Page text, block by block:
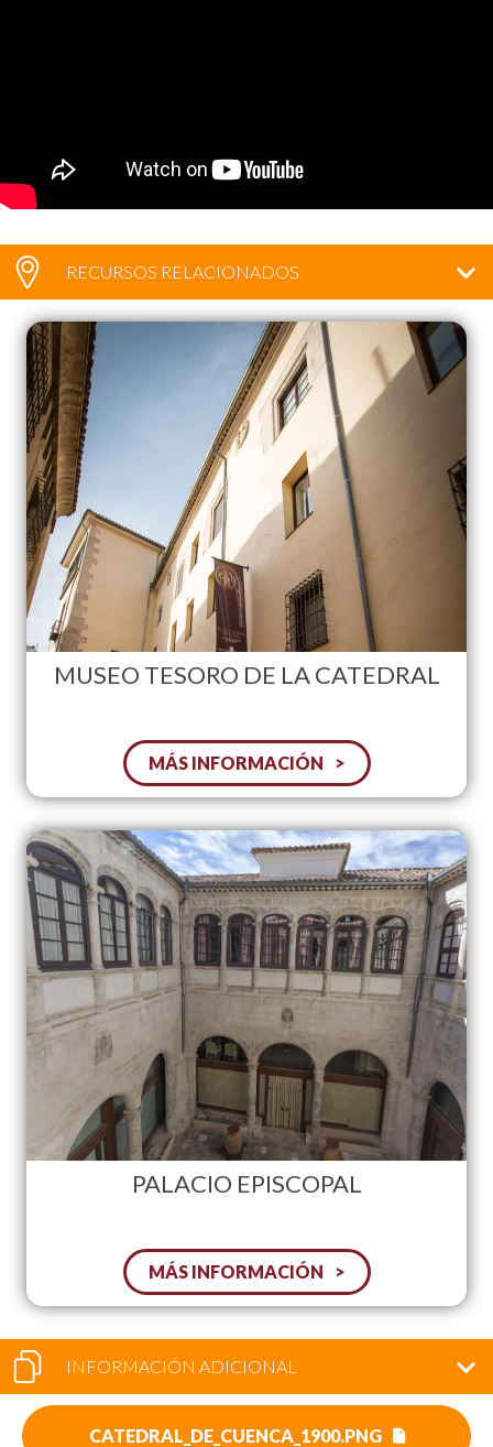
RECURSOS RELACIONADOS
MUSEO TESORO DE LA CATEDRAL
MÁS INFORMACIÓN
PALACIO EPISCOPAL
MÁS INFORMACIÓN
INFORMACIÓN ADICIONAL
CATEDRAL_DE_CUENCA_1900.PNG